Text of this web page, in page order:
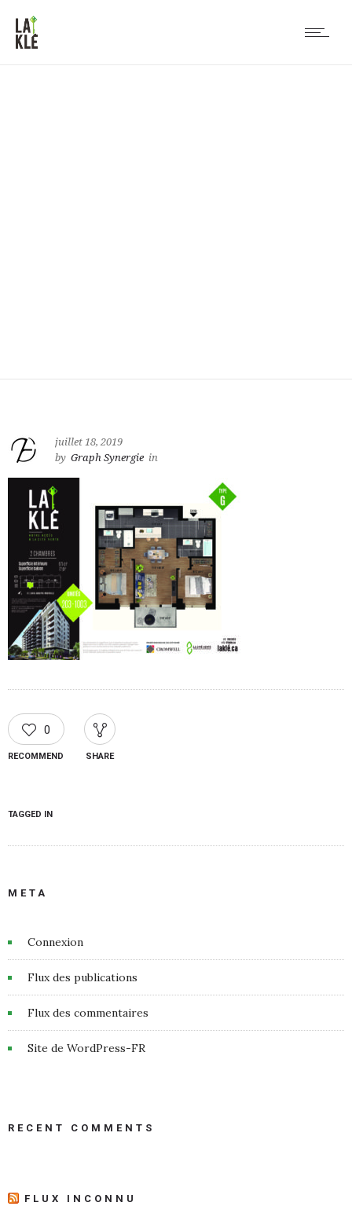
juillet 18, 2019
by Graph Synergie in
0
RECOMMEND SHARE
TAGGED IN
META
Connexion
Flux des publications
Flux des commentaires
Site de WordPress-FR
RECENT COMMENTS
FLUX INCONNU